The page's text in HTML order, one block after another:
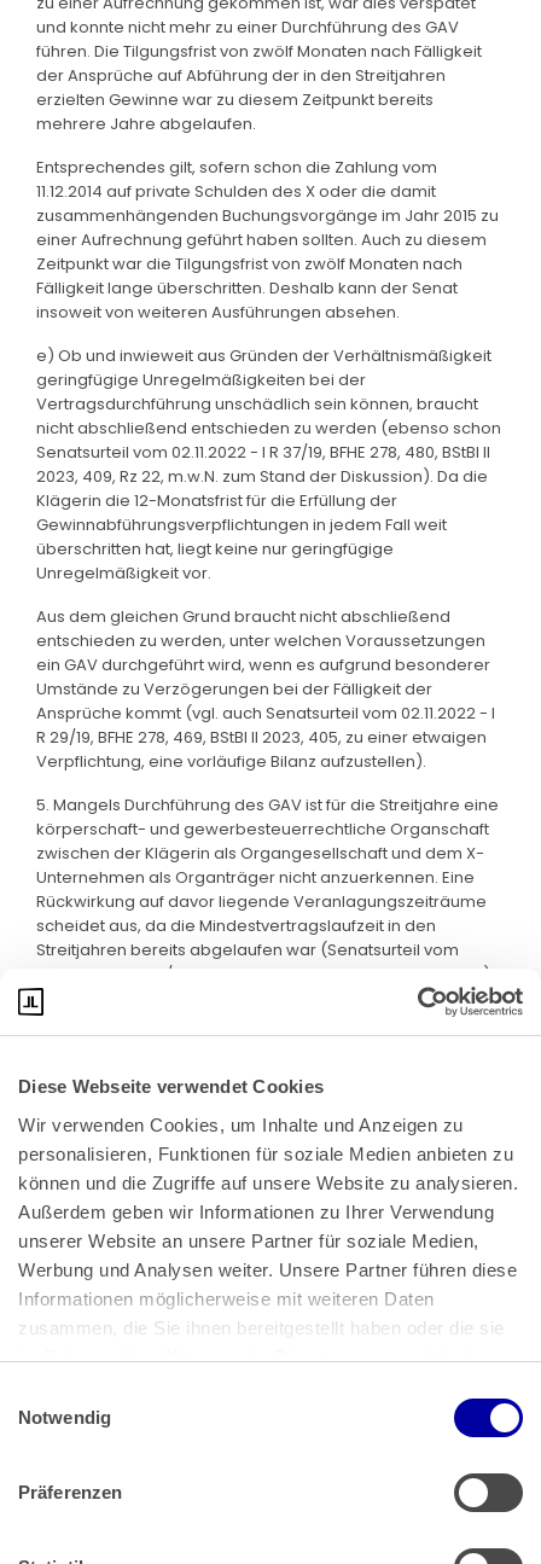
Diese Webseite verwendet Cookies
Wir verwenden Cookies, um Inhalte und Anzeigen zu
personalisieren, Funktionen für soziale Medien anbieten zu
können und die Zugriffe auf unsere Website zu analysieren.
Außerdem geben wir Informationen zu Ihrer Verwendung
unserer Website an unsere Partner für soziale Medien,
Werbung und Analysen weiter. Unsere Partner führen diese
Informationen möglicherweise mit weiteren Daten
zusammen, die Sie ihnen bereitgestellt haben oder die sie
im Rahmen Ihrer Nutzung der Dienste gesammelt haben.
Impressum
Notwendig
Präferenzen
und konnte nicht mehr zu einer Durchführung des GAV
führen. Die Tilgungsfrist von zwölf Monaten nach Fälligkeit
der Ansprüche auf Abführung der in den Streitjahren
erzielten Gewinne war zu diesem Zeitpunkt bereits
mehrere Jahre abgelaufen.
Entsprechendes gilt, sofern schon die Zahlung vom
11.12.2014 auf private Schulden des X oder die damit
zusammenhängenden Buchungsvorgänge im Jahr 2015 zu
einer Aufrechnung geführt haben sollten. Auch zu diesem
Zeitpunkt war die Tilgungsfrist von zwölf Monaten nach
Fälligkeit lange überschritten. Deshalb kann der Senat
insoweit von weiteren Ausführungen absehen.
e) Ob und inwieweit aus Gründen der Verhältnismäßigkeit
geringfügige Unregelmäßigkeiten bei der
Vertragsdurchführung unschädlich sein können, braucht
nicht abschließend entschieden zu werden (ebenso schon
Senatsurteil vom 02.11.2022 - I R 37/19, BFHE 278, 480, BStBl II
2023, 409, Rz 22, m.w.N. zum Stand der Diskussion). Da die
Klägerin die 12-Monatsfrist für die Erfüllung der
Gewinnabführungsverpflichtungen in jedem Fall weit
überschritten hat, liegt keine nur geringfügige
Unregelmäßigkeit vor.
Aus dem gleichen Grund braucht nicht abschließend
entschieden zu werden, unter welchen Voraussetzungen
ein GAV durchgeführt wird, wenn es aufgrund besonderer
Umstände zu Verzögerungen bei der Fälligkeit der
Ansprüche kommt (vgl. auch Senatsurteil vom 02.11.2022 - I
R 29/19, BFHE 278, 469, BStBl II 2023, 405, zu einer etwaigen
Verpflichtung, eine vorläufige Bilanz aufzustellen).
5. Mangels Durchführung des GAV ist für die Streitjahre eine
körperschaft- und gewerbesteuerrechtliche Organschaft
zwischen der Klägerin als Organgesellschaft und dem X-
Unternehmen als Organträger nicht anzuerkennen. Eine
Rückwirkung auf davor liegende Veranlagungszeiträume
scheidet aus, da die Mindestvertragslaufzeit in den
Streitjahren bereits abgelaufen war (Senatsurteil vom
02.11.2022 - I R 37/19, BFHE 278, 480, BStBl II 2023, 409, Rz 26).
Bundeskanzlerplatz 2
53113 Bonn
Pressemitteilungen|AGB
Impressum|Datenschutz